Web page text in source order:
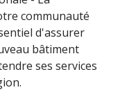
communauté
d'assurer
bâtiment
ses services